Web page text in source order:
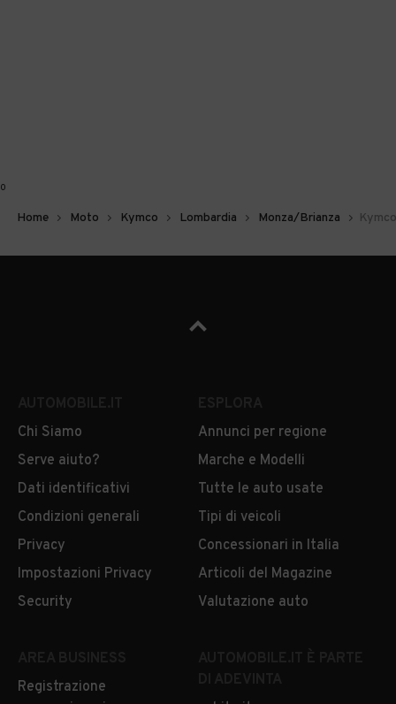
0
Home Moto Kymco Lombardia Monza/Brianza
Chi Siamo
Serve aiuto?
Dati identificativi
Condizioni generali
Privacy
Impostazioni Privacy
Security
Annunci per regione
Marche e Modelli
Tutte le auto usate
Tipi di veicoli
Concessionari in Italia
Articoli del Magazine
Valutazione auto
Registrazione